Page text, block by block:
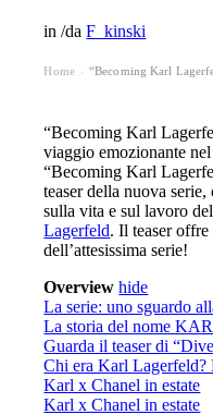
in/daF_kinski
Home “Becoming Karl
“Becoming Karl
viaggio emozionante
“Becoming Karl
teaser della nuova
sulla vita e sul lavoro
Lagerfeld. Il teaser
dell’attesissima serie!
Overview hide
La serie: uno sguardo
La storia del nome
Guarda il teaser di
Chi era Karl Lagerfeld?
Karl x Chanel in estate
Karl x Chanel in estate